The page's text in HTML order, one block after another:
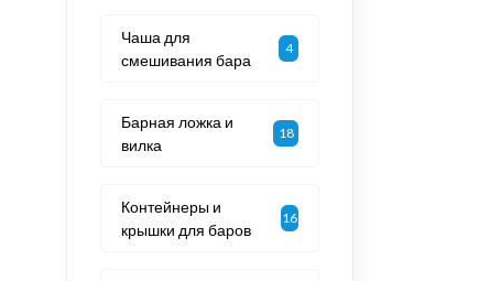
Чаша для
смешивания бара
4
Барная ложка и
вилка
18
Контейнеры и
крышки для баров
16